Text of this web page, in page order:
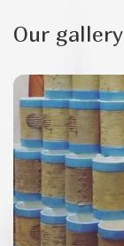
Our gallery